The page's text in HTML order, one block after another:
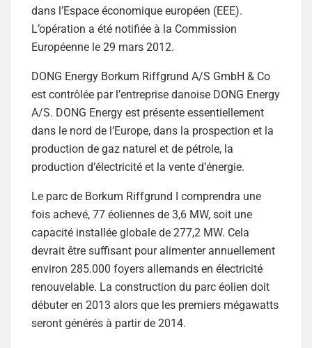
dans l’Espace économique européen (EEE).
L’opération a été notifiée à la Commission
Européenne le 29 mars 2012.
DONG Energy Borkum Riffgrund A/S GmbH & Co
est contrôlée par l’entreprise danoise DONG Energy
A/S. DONG Energy est présente essentiellement
dans le nord de l’Europe, dans la prospection et la
production de gaz naturel et de pétrole, la
production d’électricité et la vente d’énergie.
Le parc de Borkum Riffgrund I comprendra une
fois achevé, 77 éoliennes de 3,6 MW, soit une
capacité installée globale de 277,2 MW. Cela
devrait être suffisant pour alimenter annuellement
environ 285.000 foyers allemands en électricité
renouvelable. La construction du parc éolien doit
débuter en 2013 alors que les premiers mégawatts
seront générés à partir de 2014.